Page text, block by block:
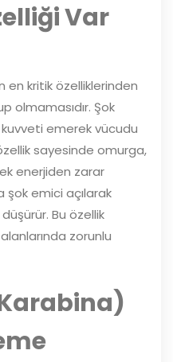
Var
en kritik özelliklerinden
olmamasıdır. Şok
emerek vücudu
sayesinde omurga,
enerjiden zarar
emici açılarak
Bu özellik
zorunlu